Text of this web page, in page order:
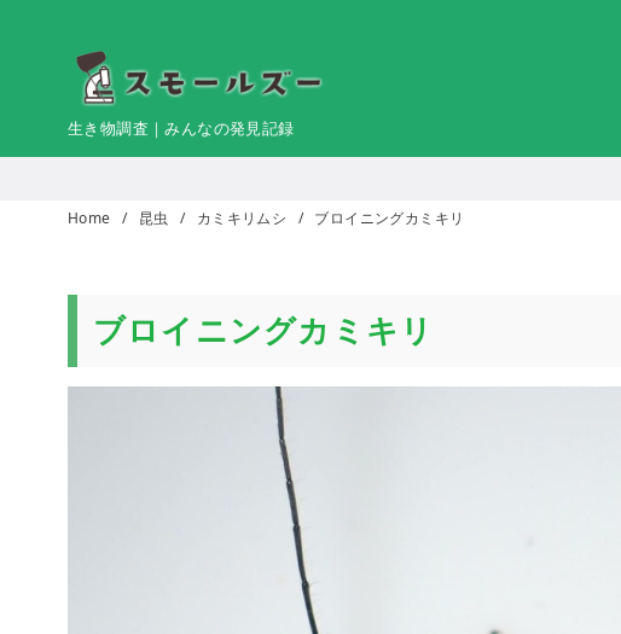
生き物調査｜みんなの発見記録
Home 昆虫 カミキリムシ ブロイニングカミキリ
ブロイニングカミキリ